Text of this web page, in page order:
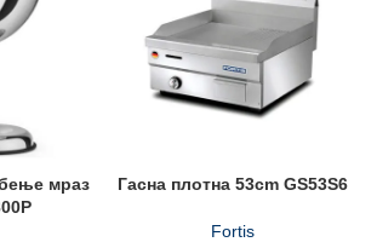
мраз
Гасна плотна 53cm GS53S6
Fortis